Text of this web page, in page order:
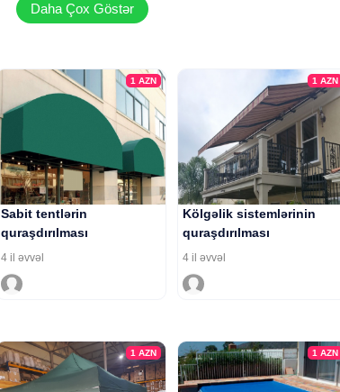
Daha Çox Göstər
1 AZN
Sabit tentlərin
quraşdırılması
4 il əvvəl
1 AZN
Kölgəlik sistemlərinin
quraşdırılması
4 il əvvəl
1 AZN 1 AZN